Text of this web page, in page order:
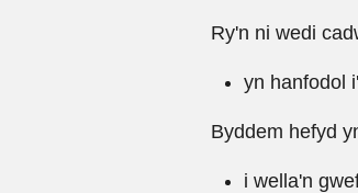
Ry'n ni wedi
yn hanfodol
Byddem hefyd
i wella'n